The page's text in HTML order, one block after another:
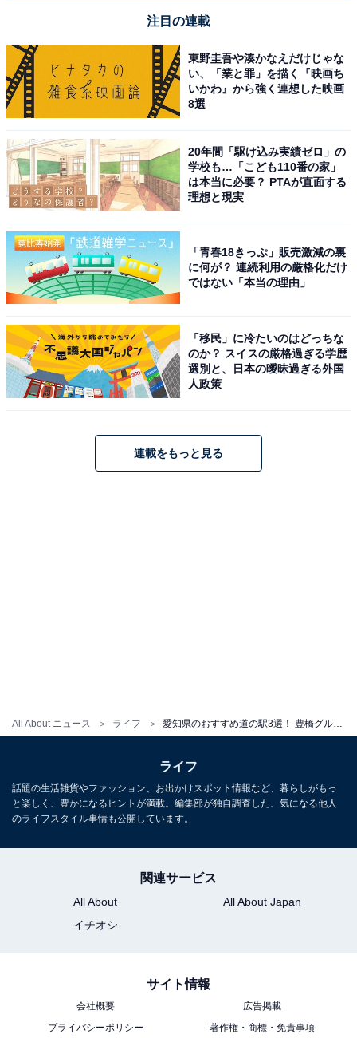
All About ニュース ライフ
持つ「豊根グリーンポート宮嶋」。愛知県最高峰・茶臼
山高原にほど近い国道151号沿いにあり、清らかな天然
水で育ったチョウザメや新鮮な野菜など、豊根村ならで
はの特産品を使った料理が味わえます。
2階の青空テラスやバルコニー席からは周囲の山々や川
のせせらぎを一望でき、心癒される休憩スポットとして
人気です。観光案内所も併設しており、茶臼山高原や周
辺の温泉地へ向かう道中の情報収集にも便利な立地で
す。
「豊根グリーンポート宮嶋」の口コミは？
できるバルコニー席が心地よかったです。
あり、山間の雰囲気が良かったです。
主な施設：観光案内所、レストラン「ふるさと」、売
注目の連載
東野圭吾や湊かなえだけじゃな
い、「業と罪」を描く『映画ち
いかわ』から強く連想した映画
8選
20年間「駆け込み実績ゼロ」の
学校も…「こども110番の家」
は本当に必要？ PTAが直面する
理想と現実
「青春18きっぷ」販売激減の裏
に何が？ 連続利用の厳格化だけ
ではない「本当の理由」
「移民」に冷たいのはどっちな
のか？ スイスの厳格過ぎる学歴
選別と、日本の曖昧過ぎる外国
人政策
連載をもっと見る
ライフ
話題の生活雑貨やファッション、お出かけスポット情報など、暮らしがもっ
と楽しく、豊かになるヒントが満載。編集部が独自調査した、気になる他人
のライフスタイル事情も公開しています。
関連サービス
All About
All About Japan
イチオシ
サイト情報
会社概要
広告掲載
プライバシーポリシー
著作権・商標・免責事項